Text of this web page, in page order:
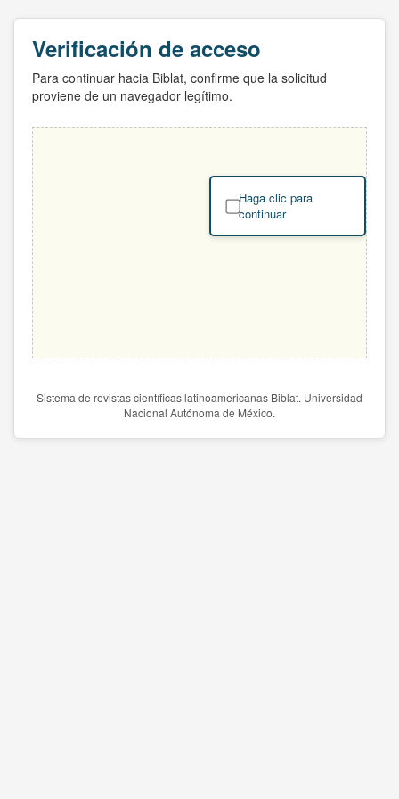
Verificación de acceso
Para continuar hacia Biblat, confirme que la solicitud
proviene de un navegador legítimo.
Haga clic para
continuar
Sistema de revistas científicas latinoamericanas Biblat. Universidad
Nacional Autónoma de México.